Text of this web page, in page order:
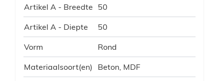
Artikel A - Breedte 50
Artikel A - Diepte 50
Vorm Rond
Materiaalsoort(en) Beton, MDF